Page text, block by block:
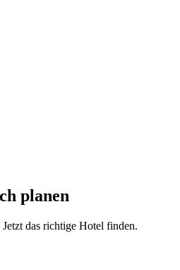
planen
das richtige Hotel finden.